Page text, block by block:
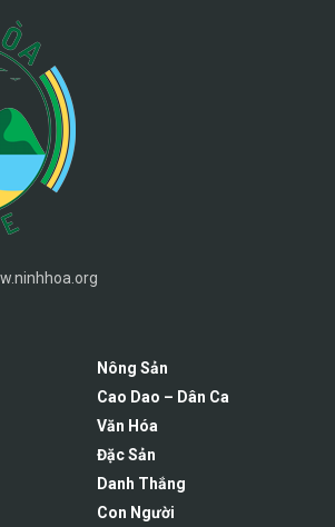
Nông Sản
Cao Dao – Dân Ca
Văn Hóa
Đặc Sản
Danh Thắng
Con Người